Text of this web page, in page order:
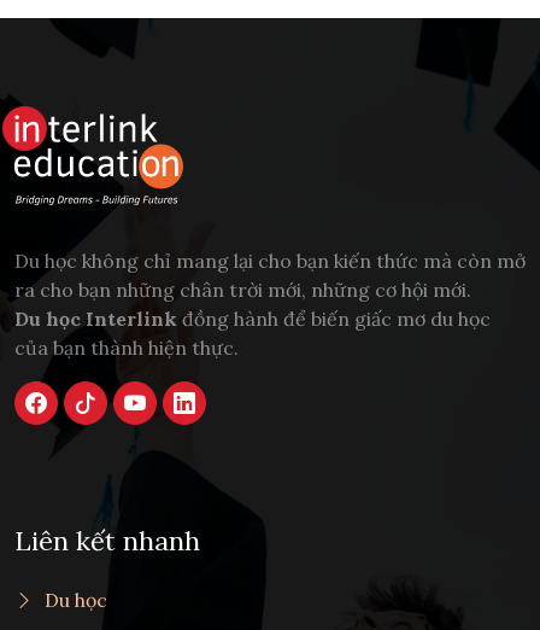
Du học không chỉ mang lại cho bạn kiến thức mà còn mở
ra cho bạn những chân trời mới, những cơ hội mới.
Du học Interlink đồng hành để biến giấc mơ du học
của bạn thành hiện thực.
Liên kết nhanh
Du học